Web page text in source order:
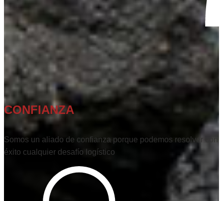
CONFIANZA
Somos un aliado de confianza porque podemos resolver con
éxito cualquier desafío logístico